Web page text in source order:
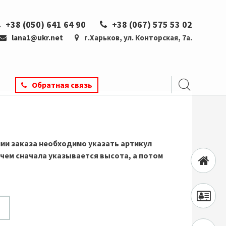
+38 (050) 641 64 90 +38 (067) 575 53 02
lana1@ukr.net г.Харьков, ул. Конторская, 7а.
Обратная связь
Главная
О
заказа необходимо указать артикул
сначала указывается высота, а потом